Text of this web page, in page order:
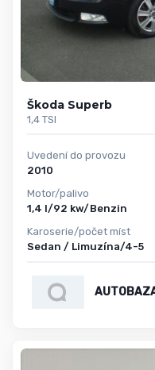
Škoda Superb
1,4 TSI
Uvedení do provozu
2010
Motor/palivo
1,4 l/92 kw/Benzin
Karoserie/počet míst
Sedan / Limuzína/4-5